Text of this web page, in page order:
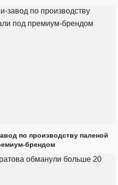
по производству паленой
брендом